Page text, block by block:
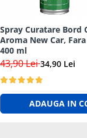
Spray Curatare Bord
Aroma New Car,
400 ml
43,90 Lei34,90 Lei
ADAUGA IN